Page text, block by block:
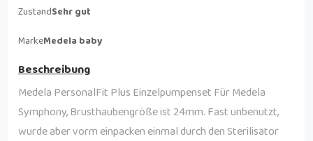
ZustandSehr gut
MarkeMedela baby
Beschreibung
Medela PersonalFit Plus Einzelpumpenset Für Medela
Symphony, Brusthaubengröße ist 24mm. Fast unbenutzt,
wurde aber vorm einpacken einmal durch den Sterilisator